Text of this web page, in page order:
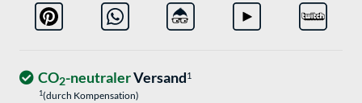
CO2-neutralerVersand1
1(durch Kompensation)